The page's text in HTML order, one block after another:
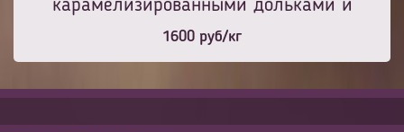
карамелизированными дольками и
цедрой
1600 руб/кг